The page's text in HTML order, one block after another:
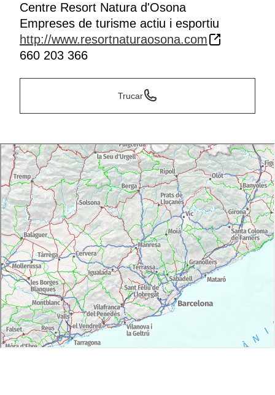
Centre Resort Natura d'Osona
Empreses de turisme actiu i esportiu
http://www.resortnaturaosona.com
660 203 366
Trucar